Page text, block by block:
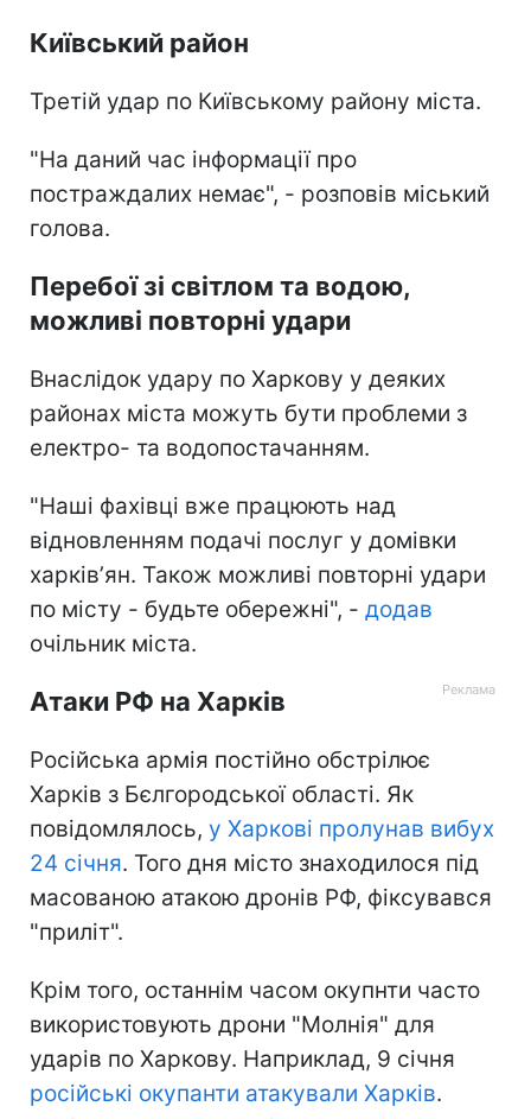
Київський район
Третій удар по Київському району міста.
"На даний час інформації про
постраждалих немає", - розповів міський
голова.
Перебої зі світлом та водою,
можливі повторні удари
Внаслідок удару по Харкову у деяких
районах міста можуть бути проблеми з
електро- та водопостачанням.
"Наші фахівці вже працюють над
відновленням подачі послуг у домівки
харківʼян. Також можливі повторні удари
по місту - будьте обережні", - додав
очільник міста.
Атаки РФ на Харків
Російська армія постійно обстрілює
Харків з Бєлгородської області. Як
повідомлялось, у Харкові пролунав вибух
24 січня. Того дня місто знаходилося під
масованою атакою дронів РФ, фіксувався
"приліт".
Крім того, останнім часом окупнти часто
використовують дрони "Молнія" для
ударів по Харкову. Наприклад, 9 січня
російські окупанти атакували Харків.